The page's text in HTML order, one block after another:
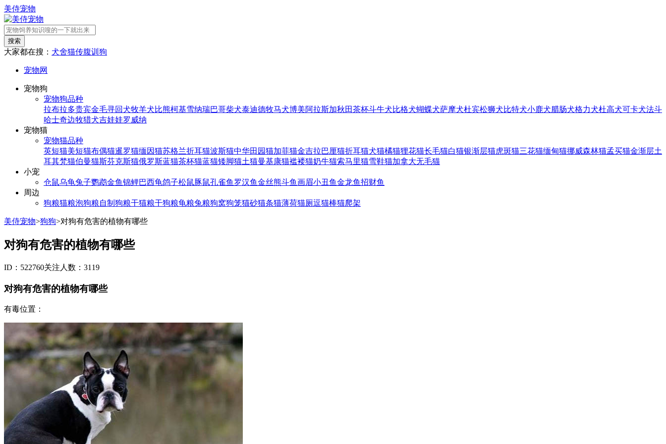
美侍宠物
搜索
大家都在搜： 犬舍猫传腹训狗
宠物网
宠物狗
宠物狗品种
拉布拉多贵宾金毛寻回犬牧羊犬比熊柯基雪纳瑞巴哥柴犬泰迪德牧马犬博美阿拉斯加秋田茶杯斗牛犬比格犬蝴蝶犬萨摩犬杜宾松狮犬比特犬小鹿犬腊肠犬格力犬杜高犬可卡犬法斗
哈士奇边牧猎犬吉娃娃罗威纳
宠物猫
宠物猫品种
英短猫美短猫布偶猫暹罗猫缅因猫苏格兰折耳猫波斯猫中华田园猫加菲猫金吉拉巴厘猫折耳猫犬猫橘猫狸花猫长毛猫白猫银渐层猫虎斑猫三花猫缅甸猫挪威森林猫孟买猫金渐层土
耳其梵猫伯曼猫斯芬克斯猫俄罗斯蓝猫茶杯猫蓝猫矮脚猫土猫曼基康猫褴褛猫奶牛猫索马里猫雪鞋猫加拿大无毛猫
小宠
仓鼠乌龟兔子鹦鹉金鱼锦鲤巴西龟鸽子松鼠豚鼠孔雀鱼 罗汉鱼金丝熊斗鱼画眉小丑鱼金龙鱼招财鱼
周边
狗粮猫粮泡狗粮自制狗粮干猫粮干狗粮龟粮兔粮狗窝狗笼猫砂猫条猫薄荷猫厕逗猫棒猫爬架
美侍宠物>狗狗>对狗有危害的植物有哪些
对狗有危害的植物有哪些
ID：522760关注人数：3119
对狗有危害的植物有哪些
有毒位置：